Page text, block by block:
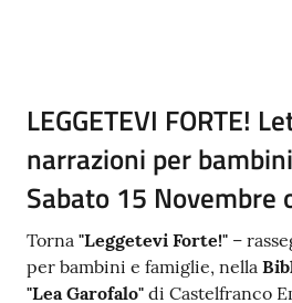
Contenuto
LEGGETEVI FORTE!
narrazioni per
Sabato 15 Novembre
Torna "Leggetevi Forte!" –
per bambini e famiglie, nella
"Lea Garofalo" di Castelfranco